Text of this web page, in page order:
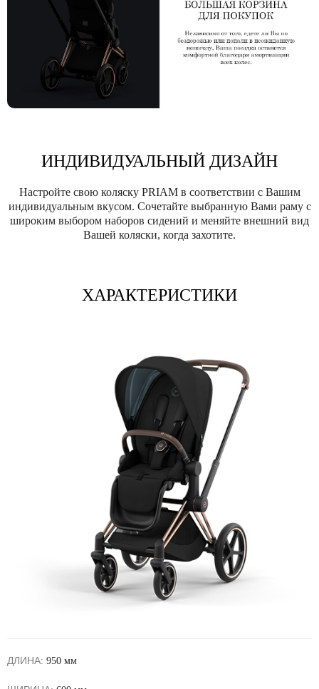
ИНДИВИДУАЛЬНЫЙ ДИЗАЙН
Настройте свою коляску PRIAM в соответствии с Вашим
индивидуальным вкусом. Сочетайте выбранную Вами раму с
широким выбором наборов сидений и меняйте внешний вид
Вашей коляски, когда захотите.
ХАРАКТЕРИСТИКИ
ДЛИНА: 950 мм